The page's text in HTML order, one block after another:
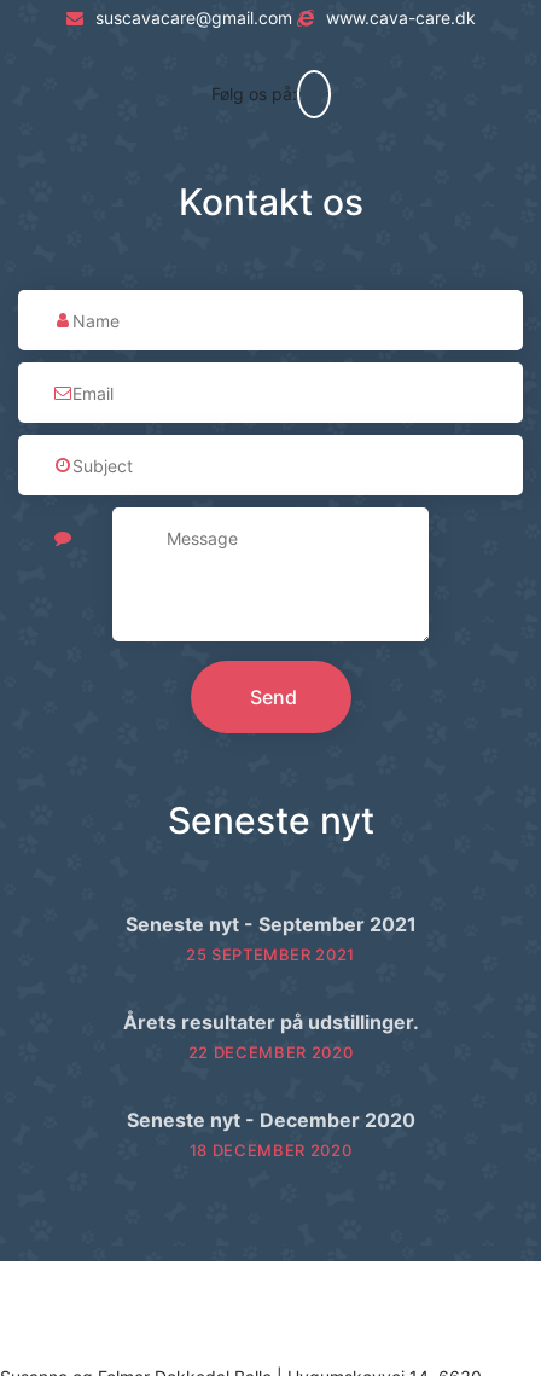
suscavacare@gmail.com
www.cava-care.dk
Følg os på:
Kontakt os
Send
Seneste nyt
Seneste nyt - September 2021
25 SEPTEMBER 2021
Årets resultater på udstillinger.
22 DECEMBER 2020
Seneste nyt - December 2020
18 DECEMBER 2020